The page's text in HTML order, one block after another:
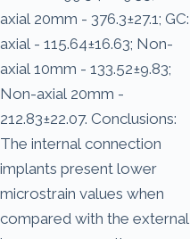
axial 20mm - 376.3±27.1; GC:
axial - 115.64±16.63; Non-
axial 10mm - 133.52±9.83;
Non-axial 20mm -
212.83±22.07. Conclusions:
The internal connection
implants present lower
microstrain values when
compared with the external